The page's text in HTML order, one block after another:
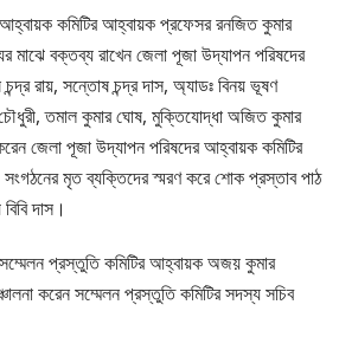
কমিটির আহ্বায়ক প্রফেসর রনজিত কুমার
মাঝে বক্তব্য রাখেন জেলা পূজা উদ্যাপন পরিষদের
রায়, সন্তোষ চন্দ্র দাস, অ্যাডঃ বিনয় ভূষণ
তমাল কুমার ঘোষ, মুক্তিযোদ্ধা অজিত কুমার
জেলা পূজা উদ্যাপন পরিষদের আহ্বায়ক কমিটির
সংগঠনের মৃত ব্যক্তিদের স্মরণ করে শোক প্রস্তাব পাঠ
দাস।
প্রস্তুতি কমিটির আহ্বায়ক অজয় কুমার
করেন সম্মেলন প্রস্তুতি কমিটির সদস্য সচিব